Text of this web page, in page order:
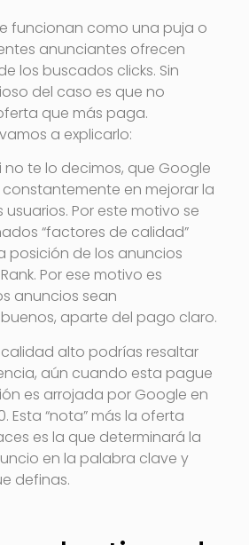
funcionan como una puja o
anunciantes ofrecen
los buscados clicks. Sin
del caso es que no
que más paga.
a explicarlo:
no te lo decimos, que Google
en mejorar la
usuarios. Por este motivo se
“factores de calidad”
posición de los anuncios
Por ese motivo es
anuncios sean
aparte del pago claro.
alto podrías resaltar
aún cuando esta pague
es arrojada por Google en
Esta “nota” más la oferta
es la que determinará la
en la palabra clave y
definas.